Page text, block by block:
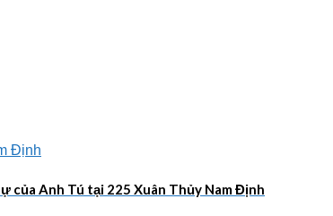
của Anh Tú tại 225 Xuân Thủy Nam Định